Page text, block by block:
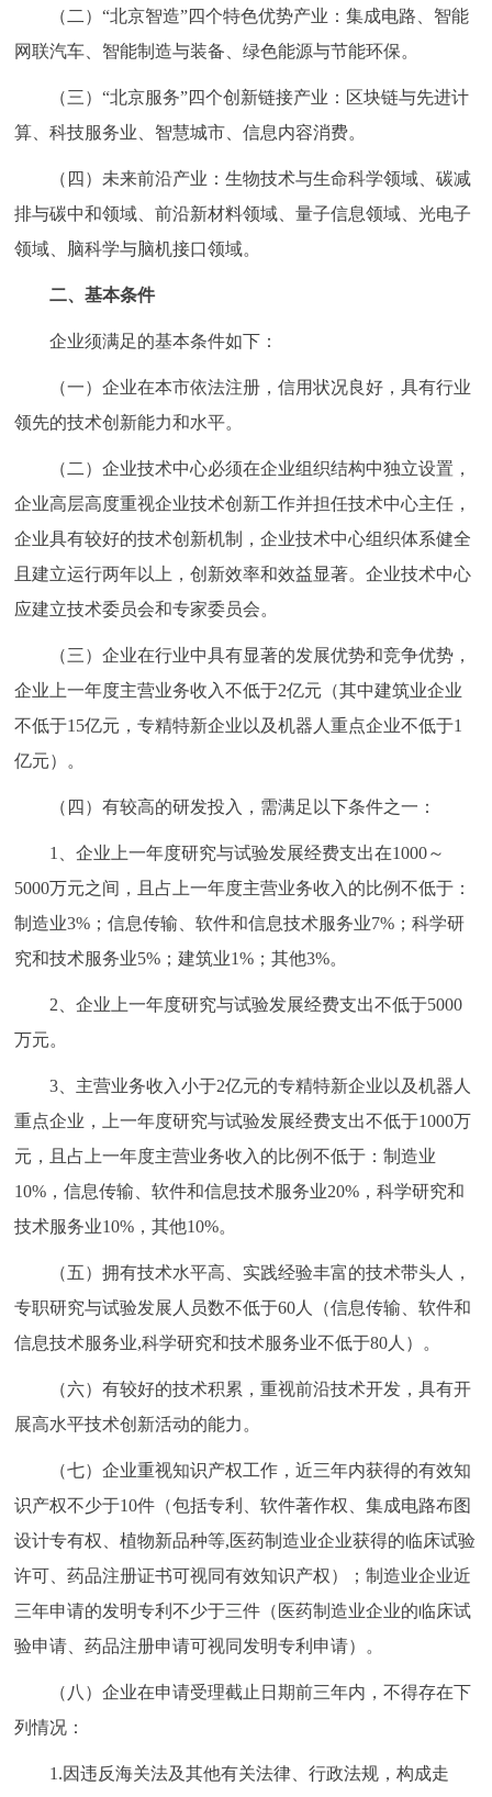
多语种
DEUTSCH FRANÇAIS РУССКИЙ ЯЗЫК
ESPAÑOL العربية
（二）“北京智造”四个特色优势产业：集成电路、智能
网联汽车、智能制造与装备、绿色能源与节能环保。
（三）“北京服务”四个创新链接产业：区块链与先进计
算、科技服务业、智慧城市、信息内容消费。
（四）未来前沿产业：生物技术与生命科学领域、碳减
排与碳中和领域、前沿新材料领域、量子信息领域、光电子
领域、脑科学与脑机接口领域。
二、基本条件
企业须满足的基本条件如下：
（一）企业在本市依法注册，信用状况良好，具有行业
领先的技术创新能力和水平。
（二）企业技术中心必须在企业组织结构中独立设置，
企业高层高度重视企业技术创新工作并担任技术中心主任，
企业具有较好的技术创新机制，企业技术中心组织体系健全
且建立运行两年以上，创新效率和效益显著。企业技术中心
应建立技术委员会和专家委员会。
（三）企业在行业中具有显著的发展优势和竞争优势，
企业上一年度主营业务收入不低于2亿元（其中建筑业企业
不低于15亿元，专精特新企业以及机器人重点企业不低于1
亿元）。
（四）有较高的研发投入，需满足以下条件之一：
1、企业上一年度研究与试验发展经费支出在1000～
5000万元之间，且占上一年度主营业务收入的比例不低于：
制造业3%；信息传输、软件和信息技术服务业7%；科学研
究和技术服务业5%；建筑业1%；其他3%。
2、企业上一年度研究与试验发展经费支出不低于5000
万元。
3、主营业务收入小于2亿元的专精特新企业以及机器人
重点企业，上一年度研究与试验发展经费支出不低于1000万
元，且占上一年度主营业务收入的比例不低于：制造业
10%，信息传输、软件和信息技术服务业20%，科学研究和
技术服务业10%，其他10%。
（五）拥有技术水平高、实践经验丰富的技术带头人，
专职研究与试验发展人员数不低于60人（信息传输、软件和
信息技术服务业,科学研究和技术服务业不低于80人）。
（六）有较好的技术积累，重视前沿技术开发，具有开
展高水平技术创新活动的能力。
（七）企业重视知识产权工作，近三年内获得的有效知
识产权不少于10件（包括专利、软件著作权、集成电路布图
设计专有权、植物新品种等,医药制造业企业获得的临床试验
许可、药品注册证书可视同有效知识产权）；制造业企业近
三年申请的发明专利不少于三件（医药制造业企业的临床试
验申请、药品注册申请可视同发明专利申请）。
（八）企业在申请受理截止日期前三年内，不得存在下
列情况：
1.因违反海关法及其他有关法律、行政法规，构成走